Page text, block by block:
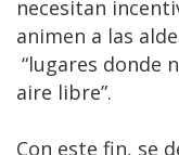
necesitan
animen a las
“lugares donde
aire libre”.
Con este fin, se